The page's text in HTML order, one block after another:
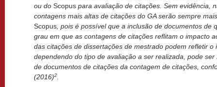
ou do Scopus para avaliação de citações. Sem evidência,
contagens mais altas de citações do GA serão sempre
Scopus , pois é possível que a inclusão de documentos de
grau em que as contagens de citações reflitam o impacto
das citações de dissertações de mestrado podem refletir o
dependendo do tipo de avaliação a ser realizada, pode
de documentos de citações da contagem de citações,
(2016)2